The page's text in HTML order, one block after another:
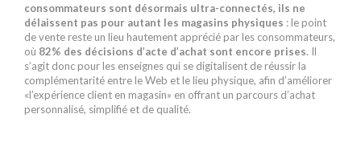
consommateurs sont désormais ultra-connectés, ils ne
délaissent pas pour autant les magasins physiques : le point
de vente reste un lieu hautement apprécié par les consommateurs,
où 82% des décisions d’acte d’achat sont encore prises. Il
s’agit donc pour les enseignes qui se digitalisent de réussir la
complémentarité entre le Web et le lieu physique, afin d’améliorer
«l’expérience client en magasin» en offrant un parcours d’achat
personnalisé, simplifié et de qualité.